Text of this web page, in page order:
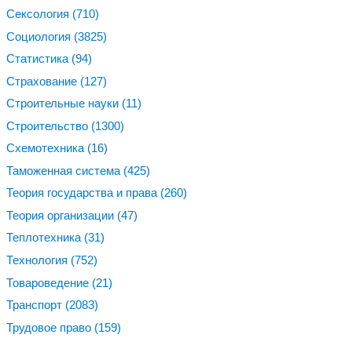
Сексология (710)
Социология (3825)
Статистика (94)
Страхование (127)
Строительные науки (11)
Строительство (1300)
Схемотехника (16)
Таможенная система (425)
Теория государства и права (260)
Теория организации (47)
Теплотехника (31)
Технология (752)
Товароведение (21)
Транспорт (2083)
Трудовое право (159)